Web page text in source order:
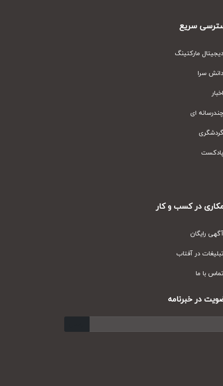
سریع
مارکتینگ
سرا
ای
در کسب و کار
رایگان
در آفتاب
با ما
در خبرنامه